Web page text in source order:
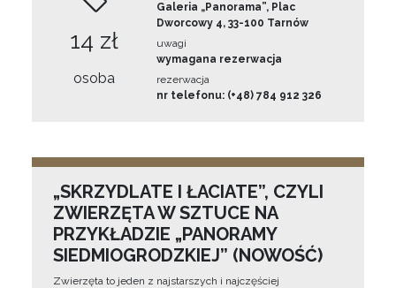
14 zł
osoba
Galeria „Panorama”, Plac
Dworcowy 4, 33-100 Tarnów
uwagi
wymagana rezerwacja
rezerwacja
nr telefonu: (+48) 784 912 326
„SKRZYDLATE I ŁACIATE”, CZYLI
ZWIERZĘTA W SZTUCE NA
PRZYKŁADZIE „PANORAMY
SIEDMIOGRODZKIEJ” (NOWOŚĆ)
Zwierzęta to jeden z najstarszych i najczęściej